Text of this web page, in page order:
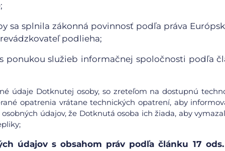
sa splnila zákonná povinnosť podľa práva
podlieha;
ponukou služieb informačnej spoločnosti podľa
údaje Dotknutej osoby, so zreteľom na dostupnú
opatrenia vrátane technických opatrení, aby
údajov, že Dotknutá osoba ich žiada, aby
údajov s obsahom práv podľa článku 17 ods.